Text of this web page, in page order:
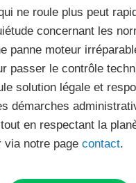
ne roule plus peut
concernant les
panne moteur
passer le contrôle
solution légale et
démarches
en respectant la
via notre page contact.